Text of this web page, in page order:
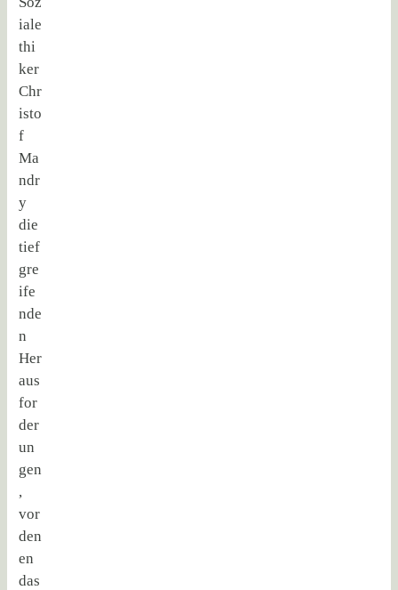
iale
thi
ker
Chr
isto
f
Ma
ndr
y
die
tief
gre
ife
nde
n
Her
aus
for
der
un
gen
,
vor
den
en
das